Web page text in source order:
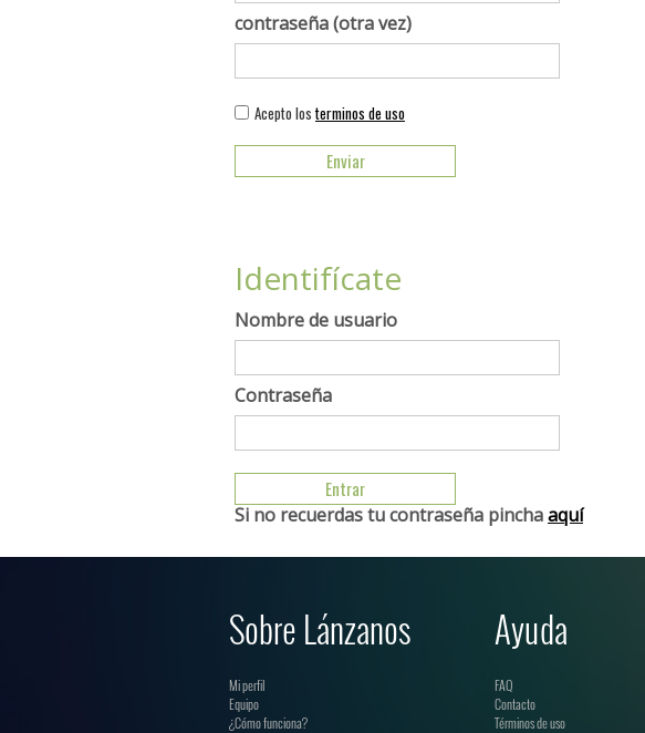
contraseña (otra vez)
Acepto los terminos de uso
Identifícate
Nombre de usuario
Contraseña
Si no recuerdas tu contraseña pinchaaquí
Sobre Lánzanos
Mi perfil
Equipo
¿Cómo funciona?
Ayuda
FAQ
Contacto
Términos de uso